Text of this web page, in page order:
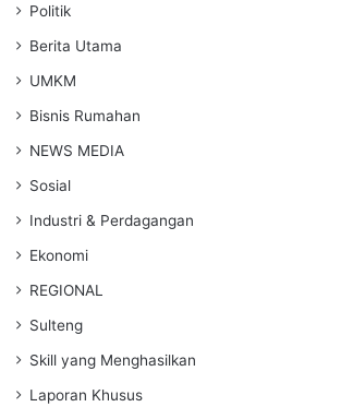
Politik
Berita Utama
UMKM
Bisnis Rumahan
NEWS MEDIA
Sosial
Industri & Perdagangan
Ekonomi
REGIONAL
Sulteng
Skill yang Menghasilkan
Laporan Khusus